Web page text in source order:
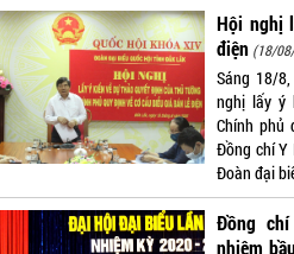
Hội nghị
điện (18/
Sáng 18/
nghị lấy ý
Chính phủ
Đồng chí Y
Đoàn đại
Đồng
nhiệm